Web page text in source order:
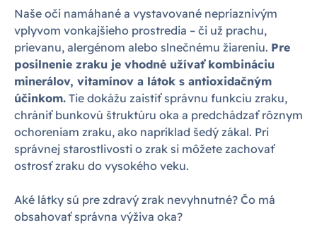
Naše oči namáhané a vystavované nepriaznivým
vplyvom vonkajšieho prostredia – či už prachu,
prievanu, alergénom alebo slnečnému žiareniu. Pre
posilnenie zraku je vhodné užívať kombináciu
minerálov, vitamínov a látok s antioxidačným
účinkom. Tie dokážu zaistiť správnu funkciu zraku,
chrániť bunkovú štruktúru oka a predchádzať rôznym
ochoreniam zraku, ako napríklad šedý zákal. Pri
správnej starostlivosti o zrak si môžete zachovať
ostrosť zraku do vysokého veku.
Aké látky sú pre zdravý zrak nevyhnutné? Čo má
obsahovať správna výživa oka?